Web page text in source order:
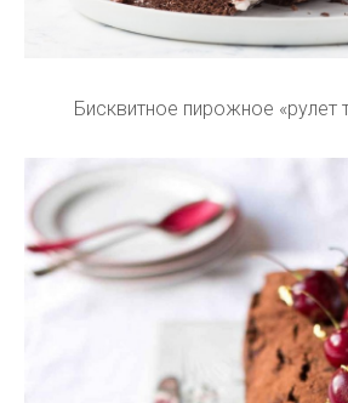
Бисквитное пирожное «рулет